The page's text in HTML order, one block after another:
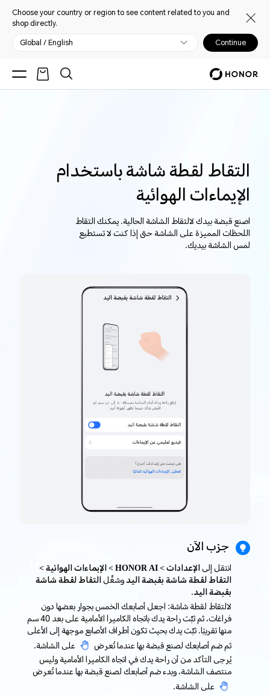
Choose your country or region to see content related to you and
shop directly.
Global / English Continue
التقاط لقطة شاشة باستخدام
الإيماءات الهوائية
اصنع قبضة بيدك لالتقاط الشاشة الحالية. يمكنك التقاط
اللحظات المميزة على الشاشة حتى إذا كنت لا تستطيع
لمس الشاشة بيديك.
جرّب الآن
انتقل إلى
الإعدادات > HONOR AI > الإيماءات الهوائية >
التقاط لقطة شاشة بقبضة اليدوشغِّلالتقاط لقطة شاشة
بقبضة اليد.
لالتقاط لقطة شاشة: اجعل أصابعك الخمس بجوار بعضها دون
فراغات، ثم ثبِّت راحة يدك باتجاه الكاميرا الأمامية على بعد 40 سم
منها تقريبًا. ثبِّت يدك بحيث تكون أطراف الأصابع موجهة إلى الأعلى
ثم ضم أصابعك لصنع قبضة بها عندما تُعرض
على الشاشة.
يُرجى التأكد من أن راحة يدك في اتجاه الكاميرا الأمامية وليس
منتصف الشاشة، وبدء ضم أصابعك لصنع قبضة بها عندما تُعرض
على الشاشة.